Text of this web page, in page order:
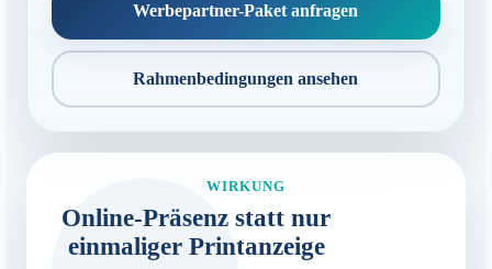
Werbepartner-Paket anfragen
Rahmenbedingungen ansehen
WIRKUNG
Online-Präsenz statt nur
einmaliger Printanzeige